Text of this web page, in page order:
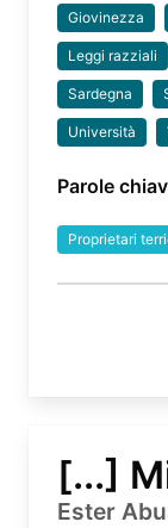
Giovinezza
Leggi razziali
Sardegna
Università
Parole
Proprietari
[...]
Ester